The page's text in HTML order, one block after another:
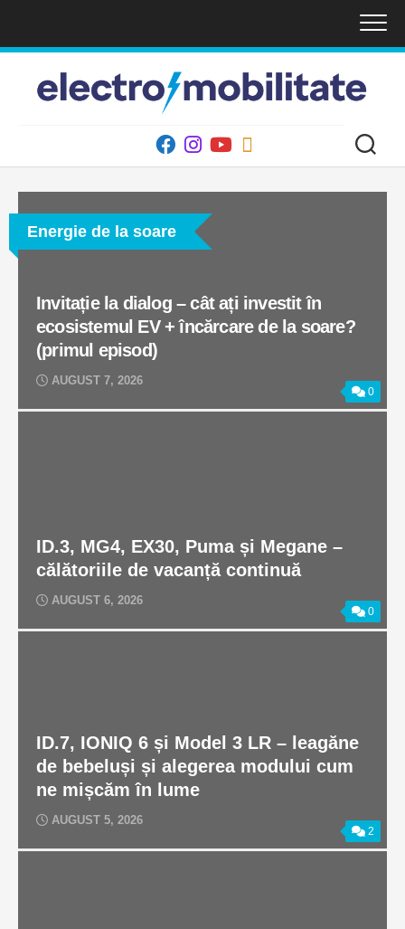
content
Invitație la dialog – cât ați investit în
ecosistemul EV + încărcare de la soare?
(primul episod)
AUGUST 7, 2026
0
ID.3, MG4, EX30, Puma și Megane –
călătoriile de vacanță continuă
AUGUST 6, 2026
0
ID.7, IONIQ 6 și Model 3 LR – leagăne
de bebeluși și alegerea modului cum
ne mișcăm în lume
AUGUST 5, 2026
2
Energie de la soare